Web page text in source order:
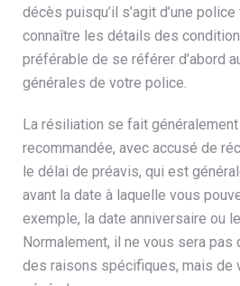
décès puisqu’il s’agit d’une
connaître les détails des
préférable de se référer d’abord
générales de votre police.
La résiliation se fait
recommandée, avec accusé de
le délai de préavis, qui est
avant la date à laquelle vous
exemple, la date anniversaire ou
Normalement, il ne vous sera pas
des raisons spécifiques, mais de